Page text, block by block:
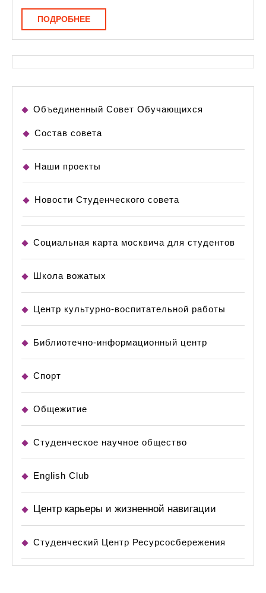
ПОДРОБНЕЕПОДРОБНЕЕ
Объединенный Совет Обучающихся
Состав совета
Наши проекты
Новости Студенческого совета
Социальная карта москвича для студентов
Школа вожатых
Центр культурно-воспитательной работы
Библиотечно-информационный центр
Спорт
Общежитие
Студенческое научное общество
English Club
Центр карьеры и жизненной навигации
Студенческий Центр Ресурсосбережения